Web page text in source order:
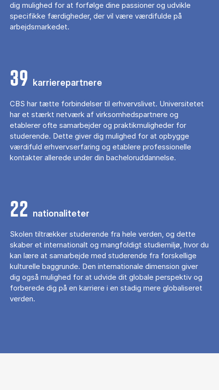
dig mulighed for at forfølge dine passioner og udvikle
specifikke færdigheder, der vil være værdifulde på
arbejdsmarkedet.
39 karrierepartnere
CBS har tætte forbindelser til erhvervslivet. Universitetet
har et stærkt netværk af virksomhedspartnere og
etablerer ofte samarbejder og praktikmuligheder for
studerende. Dette giver dig mulighed for at opbygge
værdifuld erhvervserfaring og etablere professionelle
kontakter allerede under din bacheloruddannelse.
22 nationaliteter
Skolen tiltrækker studerende fra hele verden, og dette
skaber et internationalt og mangfoldigt studiemiljø, hvor du
kan lære at samarbejde med studerende fra forskellige
kulturelle baggrunde. Den internationale dimension giver
dig også mulighed for at udvide dit globale perspektiv og
forberede dig på en karriere i en stadig mere globaliseret
verden.